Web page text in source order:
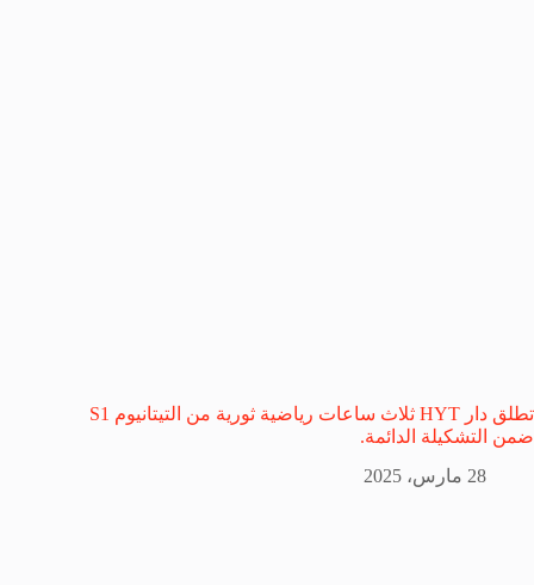
تطلق دار HYT ثلاث ساعات رياضية ثورية من التيتانيوم S1
ضمن التشكيلة الدائمة.
28 مارس، 2025